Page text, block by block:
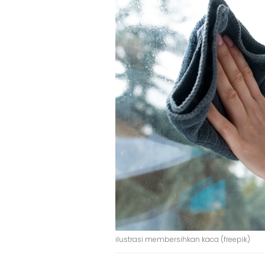
ilustrasi membersihkan kaca (freepik)